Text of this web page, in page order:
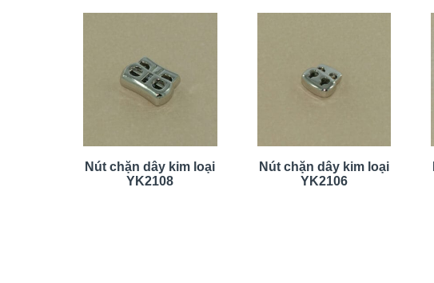
Nút chặn dây kim loại
YK2108
Nút chặn dây kim loại
YK2106